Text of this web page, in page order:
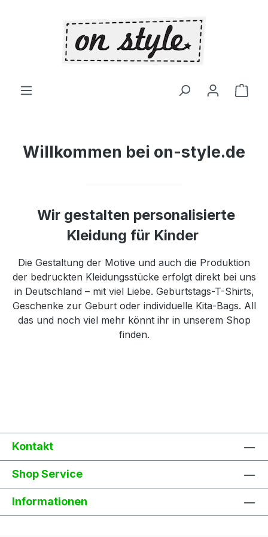
Willkommen bei on-style.de
Wir gestalten personalisierte
Kleidung für Kinder
Die Gestaltung der Motive und auch die Produktion
der bedruckten Kleidungsstücke erfolgt direkt bei uns
in Deutschland – mit viel Liebe. Geburtstags-T-Shirts,
Geschenke zur Geburt oder individuelle Kita-Bags. All
das und noch viel mehr könnt ihr in unserem Shop
finden.
Kontakt
Shop Service
Informationen